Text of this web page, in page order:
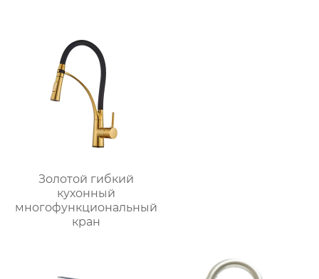
Золотой гибкий
кухонный
многофункциональный
кран